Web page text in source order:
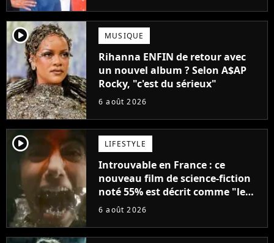
player2 MUSIQUE
Rihanna ENFIN de retour avec
un nouvel album ? Selon A$AP
Rocky, "c'est du sérieux"
6 août 2026
player2 LIFESTYLE
Introuvable en France : ce
nouveau film de science-fiction
noté 55% est décrit comme "le
plus stupide de l'année"
6 août 2026